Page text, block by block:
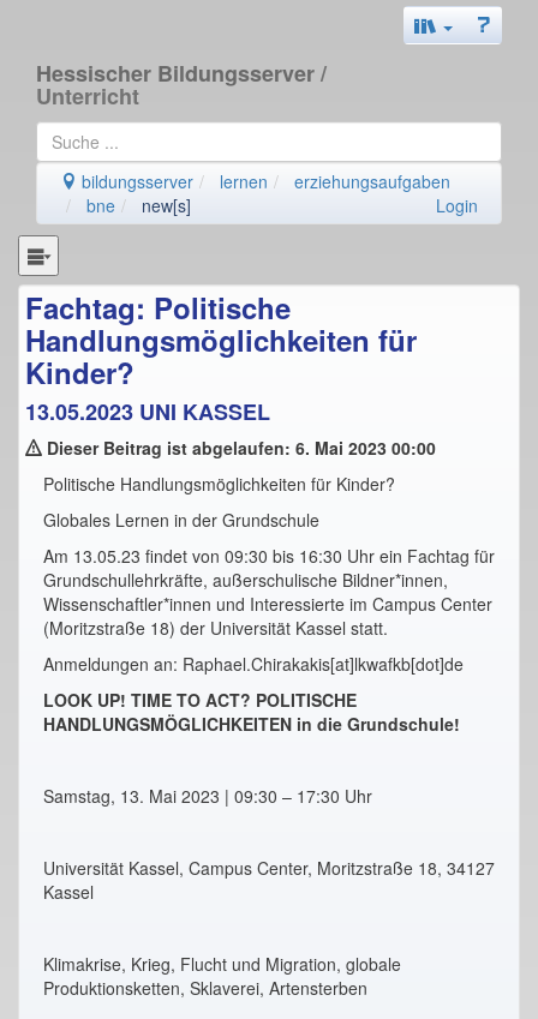
Hessischer Bildungsserver/
Unterricht
bildungsserver lernen
erziehungsaufgaben
bne
new[s] Login
Fachtag: Politische
Handlungsmöglichkeiten für
Kinder?
13.05.2023 UNI KASSEL
Dieser Beitrag ist abgelaufen: 6. Mai 2023 00:00
Politische Handlungsmöglichkeiten für Kinder?
Globales Lernen in der Grundschule
Am 13.05.23 findet von 09:30 bis 16:30 Uhr ein Fachtag für
Grundschullehrkräfte, außerschulische Bildner*innen,
Wissenschaftler*innen und Interessierte im Campus Center
(Moritzstraße 18) der Universität Kassel statt.
Anmeldungen an: Raphael.Chirakakis[at]lkwafkb[dot]de
LOOK UP! TIME TO ACT? POLITISCHE
HANDLUNGSMÖGLICHKEITEN in die Grundschule!
Samstag, 13. Mai 2023 | 09:30 – 17:30 Uhr
Universität Kassel, Campus Center, Moritzstraße 18, 34127
Kassel
Klimakrise, Krieg, Flucht und Migration, globale
Produktionsketten, Sklaverei, Artensterben